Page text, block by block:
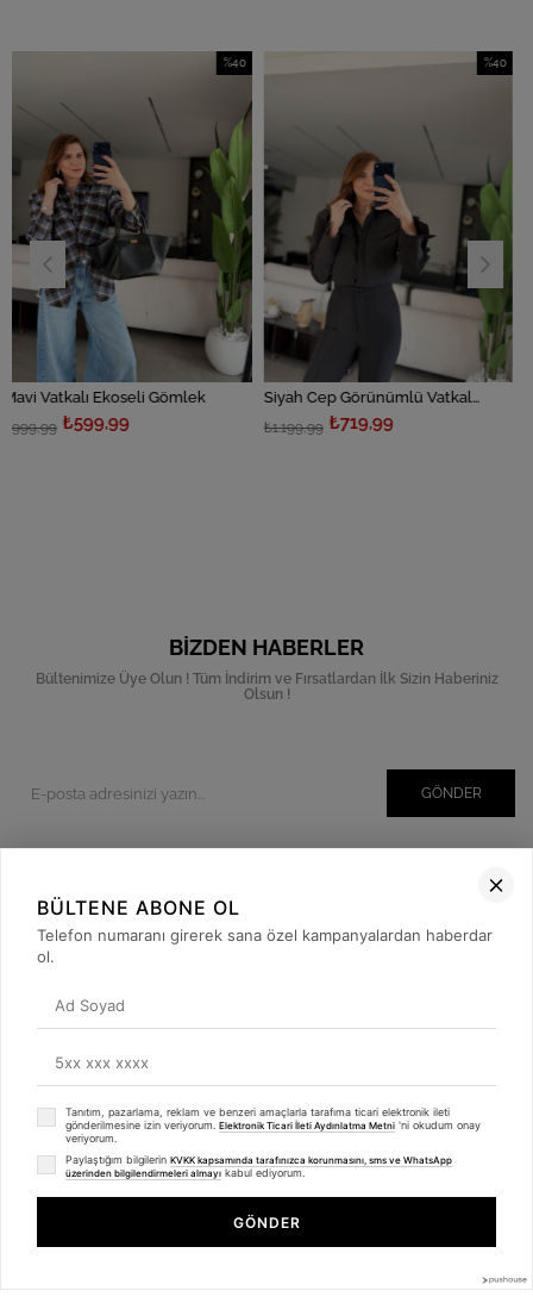
Gömlek
%40İndirim
Siyah Cep Görünümlü Vatkalı Gömlek
₺719,99
BIZDEN HABERLER
Bültenimize Üye Olun ! Tüm İndirim ve Fırsatlardan İlk Sizin Haberiniz
Olsun !
GÖNDER
Kurumsal
Müşteri İlişkileri
Sosyal Medya
betulbabacan.com- Tüm Hakları Saklıdır.
BÜLTENE ABONE OL
Telefon numaranı girerek sana özel kampanyalardan haberdar
ol.
Tanıtım, pazarlama, reklam ve benzeri amaçlarla tarafıma ticari elektronik ileti
gönderilmesine izin veriyorum. Elektronik Ticari İleti Aydınlatma Metni 'ni okudum onay
veriyorum.
Paylaştığım bilgilerin KVKK kapsamında tarafınızca korunmasını, sms ve WhatsApp
üzerinden bilgilendirmeleri almayı kabul ediyorum.
GÖNDER